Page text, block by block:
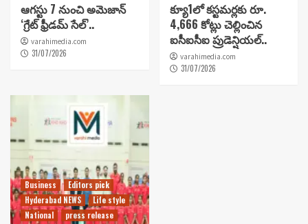
ఆగస్టు 7 నుంచి అమెజాన్
‘గ్రేట్ ఫ్రీడమ్ సేల్’..
varahimedia.com
31/07/2026
క్యూ1లో కస్టమర్లకు రూ.
4,666 కోట్లు చెల్లించిన
ఐసీఐసీఐ ప్రుడెన్షియల్..
varahimedia.com
31/07/2026
Business
Editors pick
Hyderabad NEWS
Life style
National
press release